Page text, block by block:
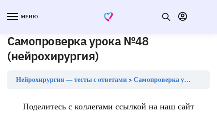
МЕНЮ
Самопроверка урока №48
(нейрохирургия)
Нейрохирургия — тесты с ответами Самопроверка урока №48 (нейрохирургия)
Поделитесь с коллегами ссылкой на наш сайт